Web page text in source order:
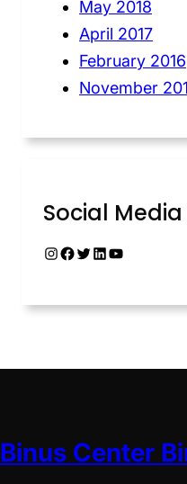
May 2018
April 2017
February 2016
November
Social Media
Binus Center